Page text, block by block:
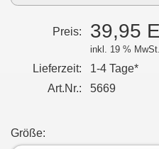
Preis: 39,95
inkl. 19 %
Lieferzeit:
1-4 Tage*
Art.Nr.:
5669
Größe: